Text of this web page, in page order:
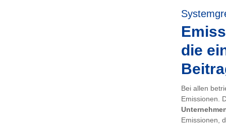
die
Bei allen
Emissionen.
Emissionen,